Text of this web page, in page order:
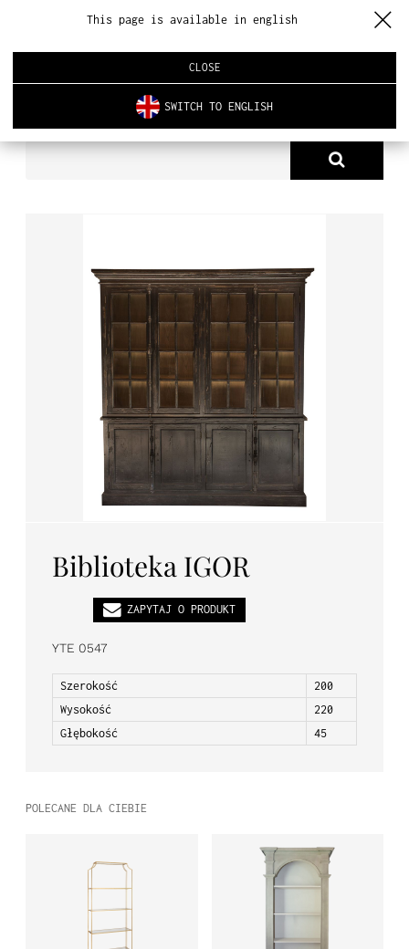
O NAS
ARCHITEKTURA WNĘTRZ
REALIZACJE
AKTUALNOŚCI
PL EN
SZAFY & WITRYNY BIBLIOTEKA IGOR
Biblioteka IGOR
ZAPYTAJ O PRODUKT
YTE 0547
Szerokość
200
Wysokość
220
Głębokość
45
POLECANE DLA CIEBIE
This page is available in english
CLOSE
SWITCH TO ENGLISH